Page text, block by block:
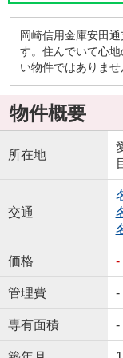
岡崎信用金庫安田
す。住んでいて心
い物件ではありませ
物件概要
所在地
交通
価格 -
管理費 -
専有面積 -